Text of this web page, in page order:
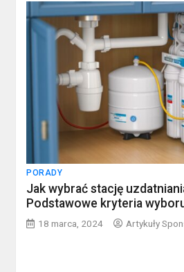
PORADY
Jak wybrać stację
Podstawowe kryteria
18 marca, 2024 Artykuły